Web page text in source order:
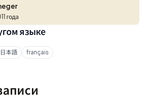
года
языке
日本語 français